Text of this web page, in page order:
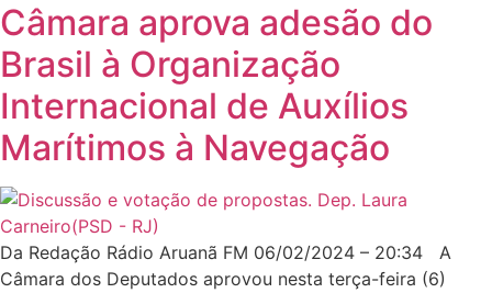
Câmara aprova adesão do
Brasil à Organização
Internacional de Auxílios
Marítimos à Navegação
Da Redação Rádio Aruanã FM 06/02/2024 – 20:34 A
Câmara dos Deputados aprovou nesta terça-feira (6)